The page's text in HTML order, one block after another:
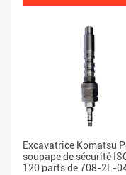
Excavatrice Komatsu
soupape de sécurité
120 parts de 708-2L-